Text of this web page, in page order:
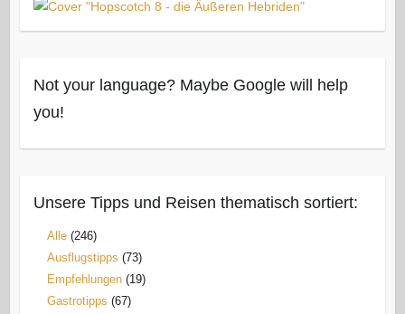
Not your language? Maybe Google will help
you!
Unsere Tipps und Reisen thematisch sortiert:
Alle(246)
Ausflugstipps (73)
Empfehlungen(19)
Gastrotipps (67)